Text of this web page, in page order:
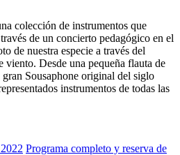
colección de instrumentos que
de un concierto pedagógico en el
de nuestra especie a través del
viento. Desde una pequeña flauta de
Sousaphone original del siglo
instrumentos de todas las
Programa completo y reserva de